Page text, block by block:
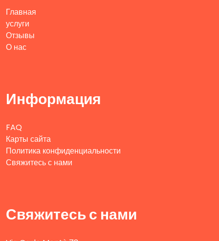
Главная
услуги
Отзывы
О нас
Информация
FAQ
Карты сайта
Политика конфиденциальности
Свяжитесь с нами
Свяжитесь с нами